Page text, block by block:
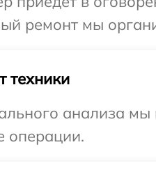
ремонт мы
техники
анализа
операции.